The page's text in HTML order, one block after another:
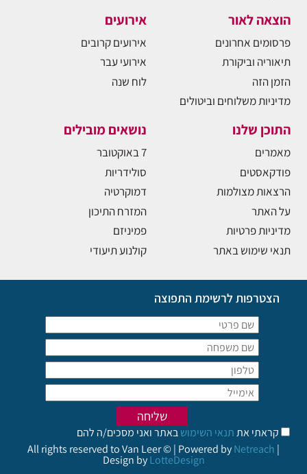
הוצאה לאור
פרסומים אחרונים
תיאוריה וביקורת
הזמן הזה
מדיניות משלוחים וביטולים
אירועים
אירועים קרובים
אירועי עבר
לוח שנה
התוכן שלנו
מאמרים
פודקאסטים
הרצאות מצולמות
על האתר
מדיניות פרטיות
תנאי שימוש באתר
נושאים מובילים
7 באוקטובר
סולידריות
דמוקרטיה
המזרח התיכון
פמיניזם
קולנוע תיעודי
הצטרפות לרשימת התפוצה
קראתי אתתנאי השימושבאתר ואני מסכים/ה להם
All rights reserved to Van Leer © | Powered byNetreach |
Design byLotteDesign